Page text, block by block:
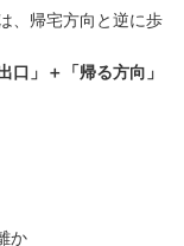
、帰宅方向と逆に歩
口」＋「帰る方向」
か